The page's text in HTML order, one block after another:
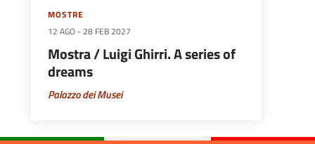
MOSTRE
12 AGO -28 FEB 2027
Mostra / Luigi Ghirri. A series of
dreams
Palazzo dei Musei